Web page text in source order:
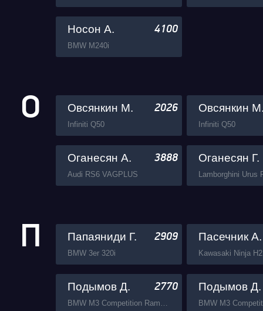
Носон А. 4100
BMW M240i
О Овсянкин М. 2026
Infiniti Q50
Овсянкин
Infiniti Q50
Оганесян А. 3888
Audi RS6 VAGPLUS
Оганесян Г.
П Папаяниди Г. 2909
BMW 3er 320i
Пасечник А.
Kawasaki Ninja
Подымов Д. 2770
BMW M3 Competition Ramon Performance
Подымов Д.